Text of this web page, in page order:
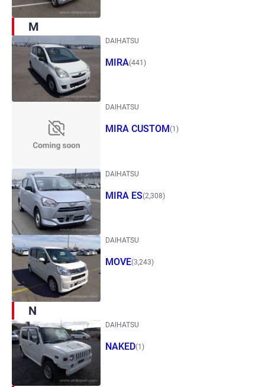
M
DAIHATSU
MIRA(441)
DAIHATSU
MIRA CUSTOM (1)
DAIHATSU
MIRA ES(2,308)
DAIHATSU
MOVE(3,243)
N
DAIHATSU
NAKED(1)